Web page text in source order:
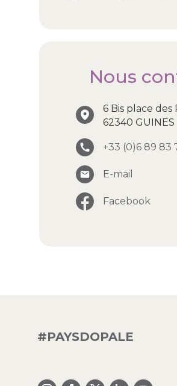
Nous
6 Bis place des
62340 GUINES
+33 (0)6 89 83
E-mail
Facebook
#PAYSDOPALE